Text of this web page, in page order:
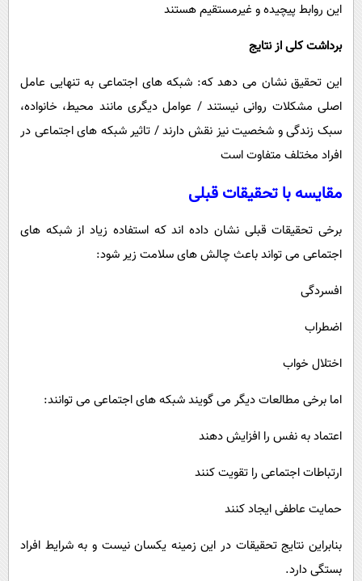
این روابط پیچیده و غیرمستقیم هستند
برداشت کلی از نتایج
این تحقیق نشان می ‌دهد که: شبکه‌ های اجتماعی به‌ تنهایی عامل
اصلی مشکلات روانی نیستند / عوامل دیگری مانند محیط، خانواده،
سبک زندگی و شخصیت نیز نقش دارند / تاثیر شبکه ‌های اجتماعی در
افراد مختلف متفاوت است
مقایسه با تحقیقات قبلی
برخی تحقیقات قبلی نشان داده‌ اند که استفاده زیاد از شبکه‌ های
اجتماعی می ‌تواند باعث چالش های سلامت زیر شود:
افسردگی
اضطراب
اختلال خواب
اما برخی مطالعات دیگر می ‌گویند شبکه‌ های اجتماعی می‌ توانند:
اعتماد به نفس را افزایش دهند
ارتباطات اجتماعی را تقویت کنند
حمایت عاطفی ایجاد کنند
بنابراین نتایج تحقیقات در این زمینه یکسان نیست و به شرایط افراد
بستگی دارد.